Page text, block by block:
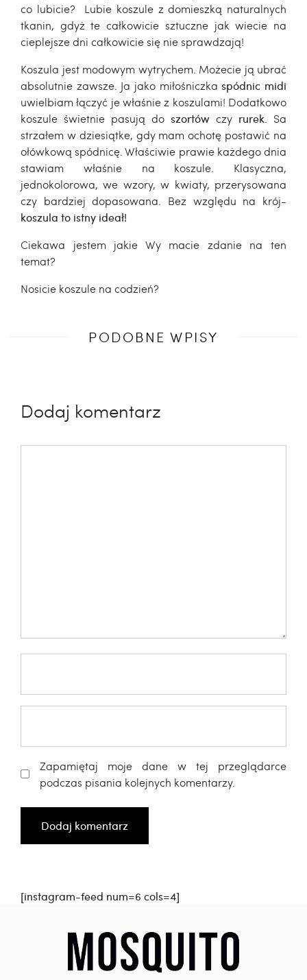
co lubicie? Lubie koszule z domieszką naturalnych
tkanin, gdyż te całkowicie sztuczne jak wiecie na
cieplejsze dni całkowicie się nie sprawdzają!
Koszula jest modowym wytrychem. Możecie ją ubrać
absolutnie zawsze. Ja jako miłośniczka spódnic midi
uwielbiam łączyć je właśnie z koszulami! Dodatkowo
koszule świetnie pasują do szortów czy rurek . Sa
strzałem w dziesiątke, gdy mam ochotę postawić na
ołówkową spódnicę. Właściwie prawie każdego dnia
stawiam właśnie na koszule. Klasyczna,
jednokolorowa, we wzory, w kwiaty, przerysowana
czy bardziej dopasowana. Bez względu na krój-
koszula to istny ideał!
Ciekawa jestem jakie Wy macie zdanie na ten
temat?
Nosicie koszule na codzień?
PODOBNE WPISY
Dodaj komentarz
Zapamiętaj moje dane w tej przeglądarce
podczas pisania kolejnych komentarzy.
[instagram-feed num=6 cols=4]